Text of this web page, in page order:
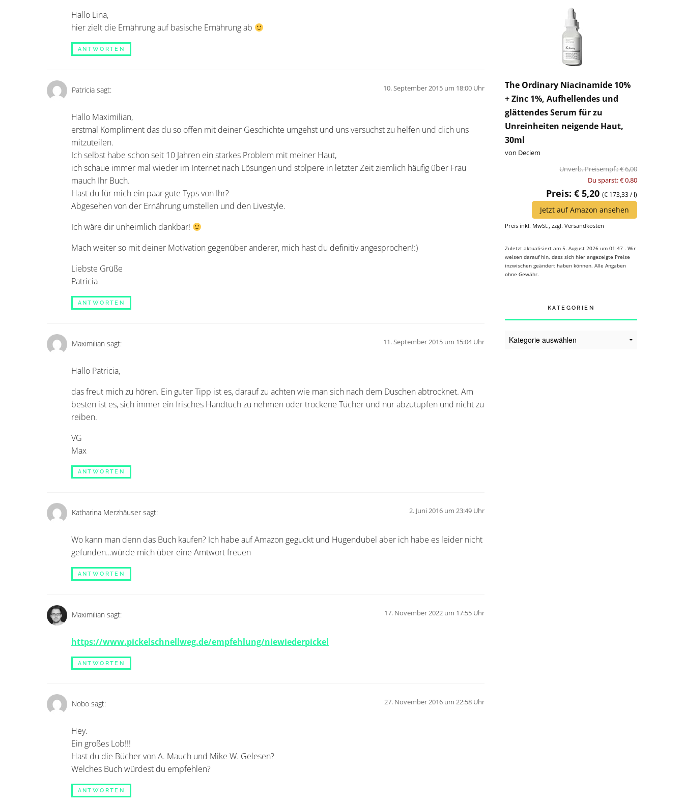
Hallo Lina,
hier zielt die Ernährung auf basische Ernährung ab
ANTWORTEN
Patricia sagt: 10. September 2015 um 18:00 Uhr
Hallo Maximilian,
erstmal Kompliment das du so offen mit deiner Geschichte umgehst und uns versuchst zu helfen und dich uns
mitzuteilen.
Ich selbst habe schon seit 10 Jahren ein starkes Problem mit meiner Haut,
ich schaue immer mal wieder im Internet nach Lösungen und stolpere in letzter Zeit ziemlich häufig über Frau
mauch Ihr Buch.
Hast du für mich ein paar gute Typs von Ihr?
Abgesehen von der Ernährung umstellen und den Livestyle.
Ich wäre dir unheimlich dankbar!
Mach weiter so mit deiner Motivation gegenüber anderer, mich hast du definitiv angesprochen!:)
Liebste Grüße
Patricia
ANTWORTEN
Maximilian sagt: 11. September 2015 um 15:04 Uhr
Hallo Patricia,
das freut mich zu hören. Ein guter Tipp ist es, darauf zu achten wie man sich nach dem Duschen abtrocknet. Am
besten ist es, sich immer ein frisches Handtuch zu nehmen oder trockene Tücher und nur abzutupfen und nicht zu
reiben.
VG
Max
ANTWORTEN
Katharina Merzhäuser sagt: 2. Juni 2016 um 23:49 Uhr
Wo kann man denn das Buch kaufen? Ich habe auf Amazon geguckt und Hugendubel aber ich habe es leider nicht
gefunden…würde mich über eine Amtwort freuen
ANTWORTEN
Maximilian sagt: 17. November 2022 um 17:55 Uhr
https://www.pickelschnellweg.de/empfehlung/niewiederpickel
ANTWORTEN
Nobo sagt: 27. November 2016 um 22:58 Uhr
Hey.
Ein großes Lob!!!
Hast du die Bücher von A. Mauch und Mike W. Gelesen?
Welches Buch würdest du empfehlen?
ANTWORTEN
The Ordinary Niacinamide 10%
+ Zinc 1%, Aufhellendes und
glättendes Serum für zu
Unreinheiten neigende Haut,
30ml
von Deciem
Unverb. Preisempf.: € 6,00
Du sparst: € 0,80
Preis: € 5,20 (€ 173,33 / l)
Jetzt auf Amazon ansehen
Preis inkl. MwSt., zzgl. Versandkosten
Zuletzt aktualisiert am 5. August 2026 um 01:47 . Wir
weisen darauf hin, dass sich hier angezeigte Preise
inzwischen geändert haben können. Alle Angaben
ohne Gewähr.
KATEGORIEN
Kategorien